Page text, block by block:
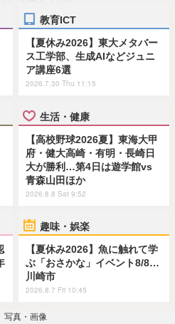
教育ICT
【夏休み2026】東大メタバー
ス工学部、生成AIなどジュニ
ア講座6選
2026.7.30 Thu 11:15
生活・健康
【高校野球2026夏】東海大甲
府・健大高崎・有明・長崎日
大が勝利…第4日は遊学館vs
青森山田ほか
2026.8.8 Sat 9:52
趣味・娯楽
【夏休み2026】魚に触れて学
ぶ「おさかな」イベント8/8…
川崎市
2026.8.7 Fri 10:45
写真・画像